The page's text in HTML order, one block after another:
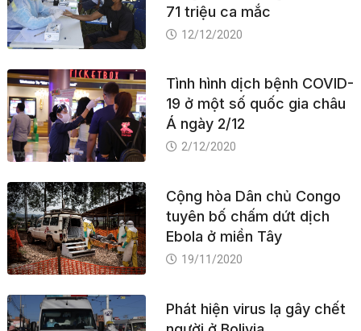
71 triệu ca mắc
12/12/2020
Tình hình dịch bệnh COVID-
19 ở một số quốc gia châu
Á ngày 2/12
2/12/2020
Cộng hòa Dân chủ Congo
tuyên bố chấm dứt dịch
Ebola ở miền Tây
19/11/2020
Phát hiện virus lạ gây chết